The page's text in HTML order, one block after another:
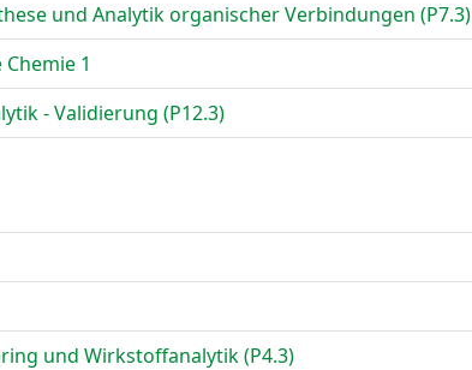
und Analytik organischer Verbindungen (P7.3)
1
- Validierung (P12.3)
und Wirkstoffanalytik (P4.3)